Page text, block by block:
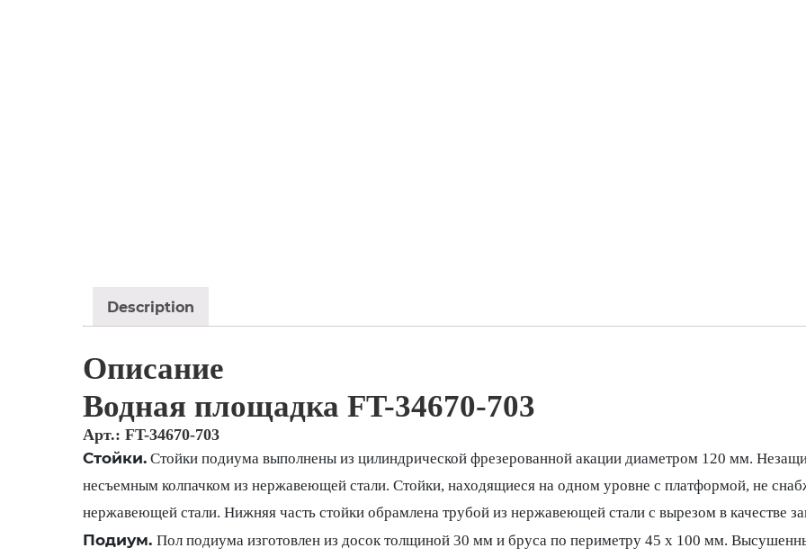
Description
Описание
Водная площадка FT-34670-703
Арт.: FT-34670-703
Стойки.Стойки подиума выполнены из цилиндрической фрезерованной акации диаметром 120 мм.
несъемным колпачком из нержавеющей стали. Стойки, находящиеся на одном уровне с платформой, не
нержавеющей стали. Нижняя часть стойки обрамлена трубой из нержавеющей стали с вырезом в качестве
Подиум. Пол подиума изготовлен из досок толщиной 30 мм и бруса по периметру 45 х 100 мм.